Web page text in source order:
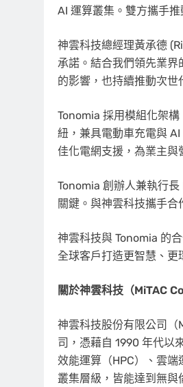
AI 運算叢集。雙方攜手
神雲科技總經理黃承德 (
承諾。結合我們領先業界
的影響，也持續推動次世
Tonomia 採用模組化架
紐，兼具電動車充電與
佳化電網支援，為業主與
Tonomia 創辦人兼執行
關鍵。與神雲科技攜手合
神雲科技與 Tonomia 的
全球客戶打造更智慧、更
關於神雲科技（MiTAC
神雲科技股份有限公司
司，憑藉自 1990 年代以
效能運算（HPC）、雲
叢集層級，皆能達到無